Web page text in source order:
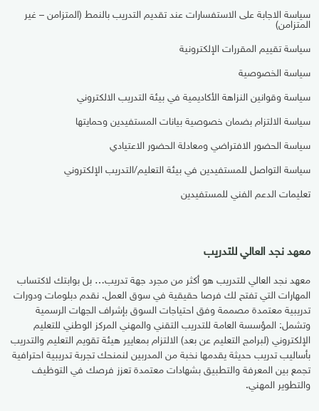
سياسة الاجابة على الاستفسارات عند تقديم التدريب بالنمط (المتزامن – غير
المتزامن)
سياسة تقييم المقررات الإلكترونية
سياسة الخصوصية
سياسة وقوانين النزاهة الأكاديمية في بيئة التدريب الالكتروني
سياسة الالتزام بضمان خصوصية بيانات المستفيدين وحمايتها
سياسة الحضور الافتراضي ومعادلة الحضور الاعتيادي
سياسة التواصل للمستفيدين في بيئة التعليم/التدريب الإلكتروني
تعليمات الدعم الفني للمستفيدين
معهد نجد العالي للتدريب
معهد نجد العالي للتدريب هو أكثر من مجرد جهة تدريب… بل بوابتك لاكتساب
المهارات التي تفتح لك فرصا حقيقية في سوق العمل. نقدم دبلومات ودورات
تدريبية معتمدة مصممة وفق احتياجات السوق بإشراف الجهات الرسمية
وتشمل: المؤسسة العامة للتدريب التقني والمهني المركز الوطني للتعليم
الإلكتروني (لبرامج التعليم عن بعد) الالتزام بمعايير هيئة تقويم التعليم والتدريب
بأساليب تدريب حديثة يقدمها نخبة من المدربين لنمنحك تجربة تدريبية احترافية
تجمع بين المعرفة والتطبيق بشهادات معتمدة تعزز فرصك في التوظيف
والتطوير المهني.